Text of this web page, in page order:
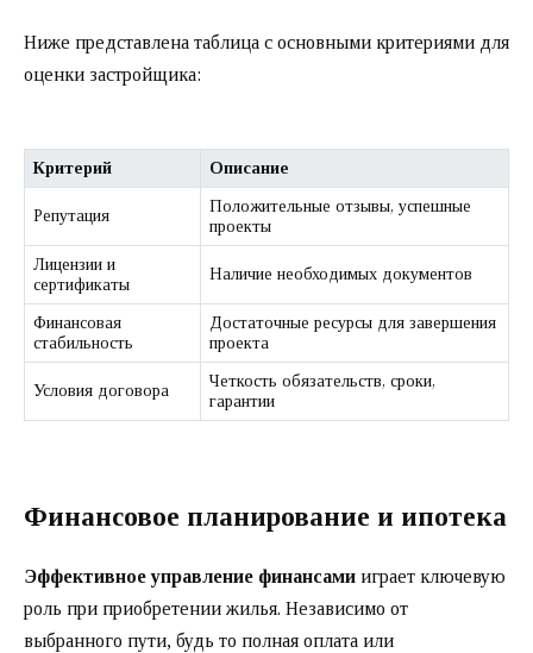
Ниже представлена таблица с основными критериями для
оценки застройщика:
Критерий Описание
Репутация
Положительные отзывы, успешные
проекты
Лицензии и
сертификаты
Наличие необходимых документов
Финансовая
стабильность
Достаточные ресурсы для завершения
проекта
Условия договора
Четкость обязательств, сроки,
гарантии
Финансовое планирование и ипотека
Эффективное управление финансами играет ключевую
роль при приобретении жилья. Независимо от
выбранного пути, будь то полная оплата или